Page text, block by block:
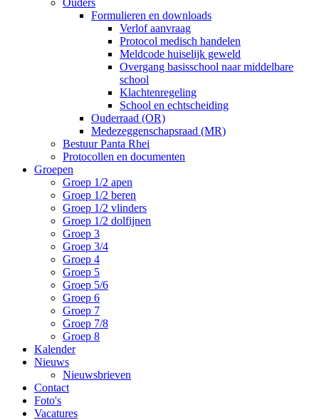
Ouders
Formulieren en downloads
Verlof aanvraag
Protocol medisch handelen
Meldcode huiselijk geweld
Overgang basisschool naar middelbare
school
Klachtenregeling
School en echtscheiding
Ouderraad (OR)
Medezeggenschapsraad (MR)
Bestuur Panta Rhei
Protocollen en documenten
Groepen
Groep 1/2 apen
Groep 1/2 beren
Groep 1/2 vlinders
Groep 1/2 dolfijnen
Groep 3
Groep 3/4
Groep 4
Groep 5
Groep 5/6
Groep 6
Groep 7
Groep 7/8
Groep 8
Kalender
Nieuws
Nieuwsbrieven
Contact
Foto's
Vacatures